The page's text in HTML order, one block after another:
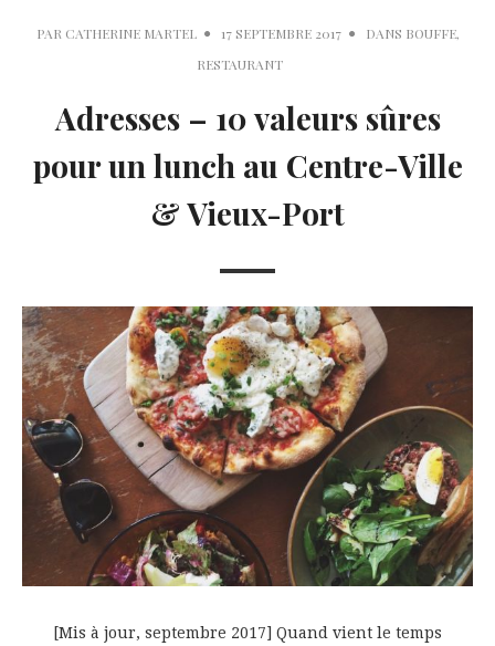
PAR CATHERINE MARTEL 17 SEPTEMBRE 2017 DANS BOUFFE,
RESTAURANT
Adresses – 10 valeurs sûres
pour un lunch au Centre-Ville
& Vieux-Port
[Mis à jour, septembre 2017] Quand vient le temps